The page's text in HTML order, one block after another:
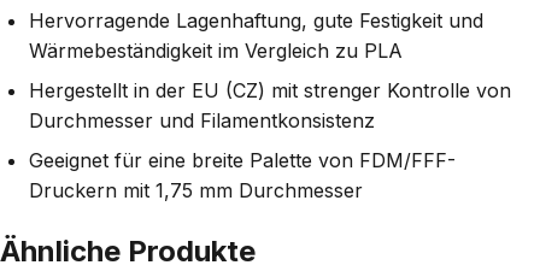
Hervorragende Lagenhaftung, gute Festigkeit und
Wärmebeständigkeit im Vergleich zu PLA
Hergestellt in der EU (CZ) mit strenger Kontrolle von
Durchmesser und Filamentkonsistenz
Geeignet für eine breite Palette von FDM/FFF-
Druckern mit 1,75 mm Durchmesser
Ähnliche Produkte